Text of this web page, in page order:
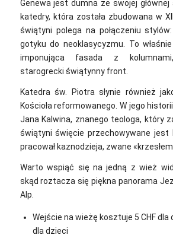
Genewa jest dumna ze swojej
katedry, która została zbudowana w
świątyni polega na połączeniu
gotyku do neoklasycyzmu. To
imponująca fasada z
starogrecki świątynny front.
Katedra św. Piotra słynie również
Kościoła reformowanego. W jego
Jana Kalwina, znanego teologa, który
świątyni święcie przechowywane jest
pracował kaznodzieja, zwane «krzesłem
Warto wspiąć się na jedną z wież
skąd roztacza się piękna panorama
Alp.
Wejście na wieżę kosztuje 5 CHF dla
dla dzieci